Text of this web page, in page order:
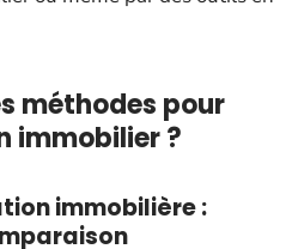
méthodes pour
immobilier ?
immobilière :